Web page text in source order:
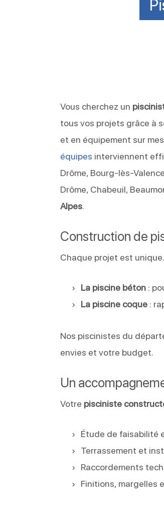
Vous cherchez un
tous vos projets grâce à
et en équipement sur
équipes interviennent
Drôme, Bourg-lès-
Drôme, Chabeuil,
Alpes.
Construction de
Chaque projet est
La piscine béton :
La piscine coque :
Nos piscinistes du
envies et votre budget.
Un
Votre pisciniste
Étude de faisabilité
Terrassement et
Raccordements
Finitions, margelles